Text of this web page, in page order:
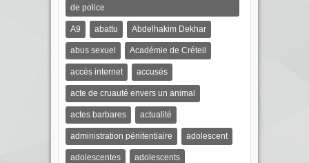
de police
A9 abattu Abdelhakim Dekhar
abus sexuel Académie de Créteil
accès internet accusés
acte de cruauté envers un animal
actes barbares actualité
administration pénitentiaire adolescent
adolescentes adolescents